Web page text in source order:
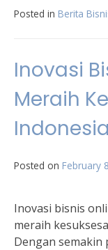
Posted in Berita
Inovasi
Meraih
Indonesia
Posted on February
Inovasi bisnis
meraih
Dengan